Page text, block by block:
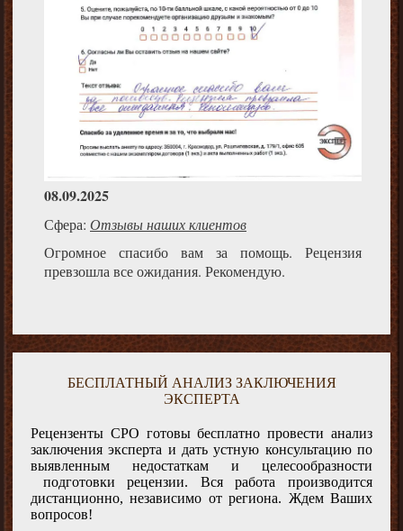
08.09.2025
Сфера: Отзывы наших клиентов
Огромное спасибо вам за помощь. Рецензия
превзошла все ожидания. Рекомендую.
БЕСПЛАТНЫЙ АНАЛИЗ ЗАКЛЮЧЕНИЯ
ЭКСПЕРТА
Рецензенты СРО готовы бесплатно провести анализ
заключения эксперта и дать устную консультацию по
выявленным недостаткам и целесообразности
подготовки рецензии. Вся работа производится
дистанционно, независимо от региона. Ждем Ваших
вопросов!